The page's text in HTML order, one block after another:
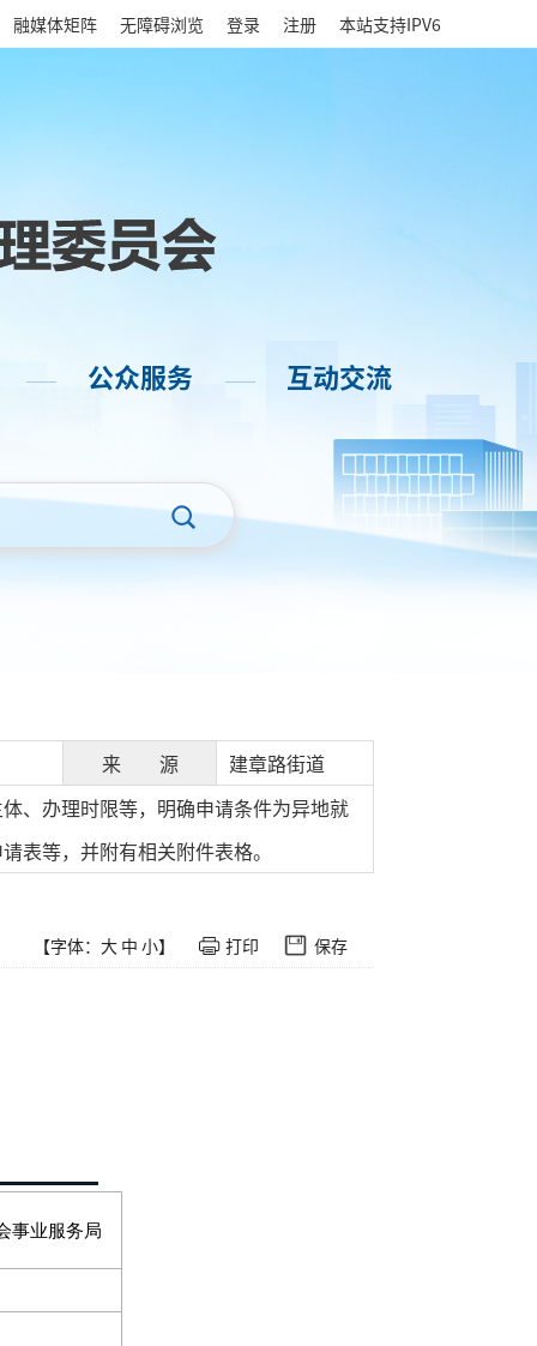
融媒体矩阵 无障碍浏览 登录 注册 本站支持IPV6
—— 公众服务 —— 互动交流
来 源
建章路街道
、办理时限等，明确申请条件为异地就
表等，并附有相关附件表格。
【字体： 大 中 小】 打印 保存
事业服务局